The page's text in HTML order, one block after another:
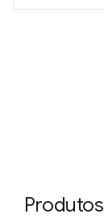
Produtos